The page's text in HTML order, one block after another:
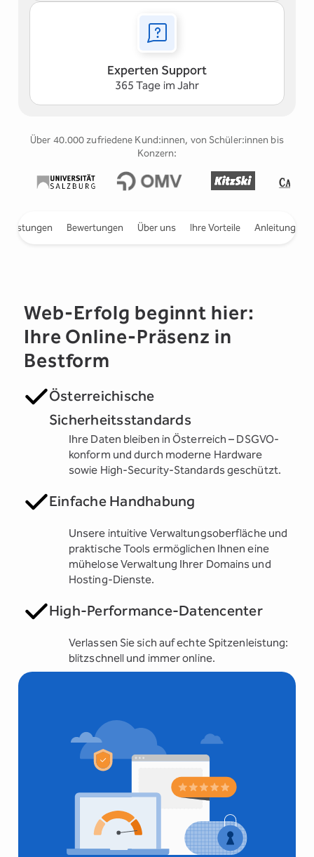
Experten Support
365 Tage im Jahr
Über 40.000 zufriedene Kund:innen, von Schüler:innen bis
Konzern:
Leistungen Bewertungen Über uns Ihre Vorteile Anleitungen
Web-Erfolg beginnt hier:
Ihre Online-Präsenz in
Bestform
Österreichische
Sicherheitsstandards
Ihre Daten bleiben in Österreich – DSGVO-
konform und durch moderne Hardware
sowie High-Security-Standards geschützt.
Einfache Handhabung
Unsere intuitive Verwaltungsoberfläche und
praktische Tools ermöglichen Ihnen eine
mühelose Verwaltung Ihrer Domains und
Hosting-Dienste.
High-Performance-Datencenter
Verlassen Sie sich auf echte Spitzenleistung:
blitzschnell und immer online.